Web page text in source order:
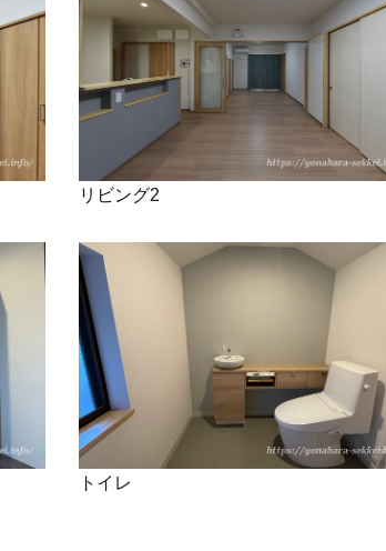
リビング2
トイレ